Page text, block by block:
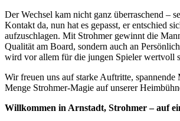
Der Wechsel kam nicht ganz überraschend –
Kontakt da, nun hat es gepasst, er entschied
aufzuschlagen. Mit Strohmer gewinnt die
Qualität am Board, sondern auch an
wird vor allem für die jungen Spieler wertvoll
Wir freuen uns auf starke Auftritte, spannende
Menge Strohmer-Magie auf unserer
Willkommen in Arnstadt, Strohmer – auf